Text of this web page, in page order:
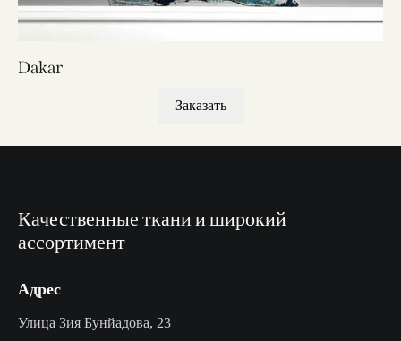
Dakar
Заказать
Качественные ткани и широкий
ассортимент
Адрес
Улица Зия Бунйадова, 23